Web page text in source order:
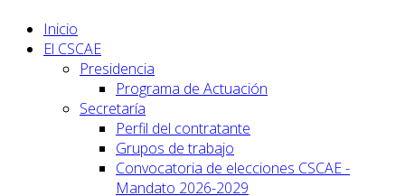
Inicio
El CSCAE
Presidencia
Programa de Actuación
Secretaría
Perfil del contratante
Grupos de trabajo
Convocatoria de elecciones CSCAE -
Mandato 2026-2029